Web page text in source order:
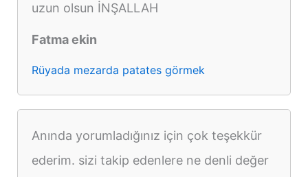
uzun olsun İNŞALLAH
Fatma ekin
Rüyada mezarda patates görmek
Anında yorumladığınız için çok teşekkür
ederim. sizi takip edenlere ne denli değer